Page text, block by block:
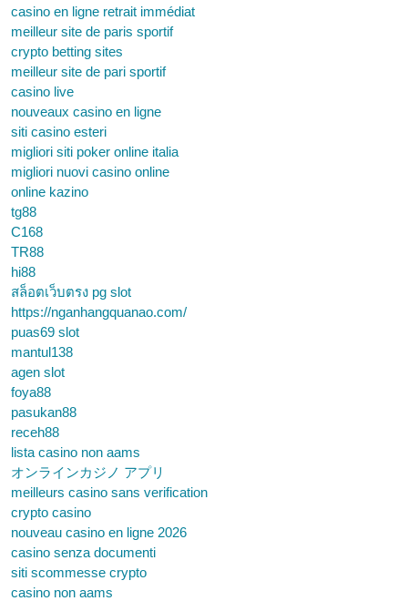
casino en ligne retrait immédiat
meilleur site de paris sportif
crypto betting sites
meilleur site de pari sportif
casino live
nouveaux casino en ligne
siti casino esteri
migliori siti poker online italia
migliori nuovi casino online
online kazino
tg88
C168
TR88
hi88
สล็อตเว็บตรง pg slot
https://nganhangquanao.com/
puas69 slot
mantul138
agen slot
foya88
pasukan88
receh88
lista casino non aams
オンラインカジノ アプリ
meilleurs casino sans verification
crypto casino
nouveau casino en ligne 2026
casino senza documenti
siti scommesse crypto
casino non aams